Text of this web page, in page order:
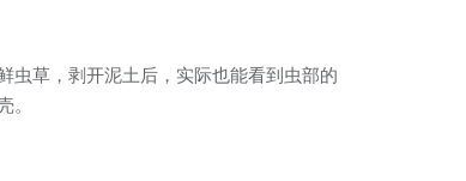
虫草，剥开泥土后，实际也能看到虫部的
。